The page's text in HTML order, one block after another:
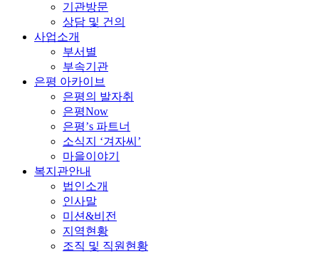
기관방문
상담 및 건의
사업소개
부서별
부속기관
은평 아카이브
은평의 발자취
은평Now
은평’s 파트너
소식지 ‘겨자씨’
마을이야기
복지관안내
법인소개
인사말
미션&비전
지역현황
조직 및 직원현황